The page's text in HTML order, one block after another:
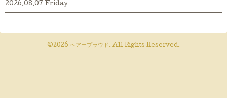
2026.08.07 Friday
©2026 ヘアープラウド . All Rights Reserved.